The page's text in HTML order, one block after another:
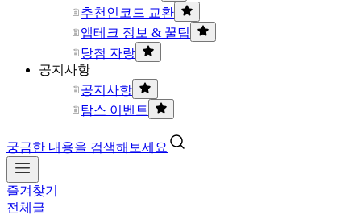
추천인코드 교환
앱테크 정보 & 꿀팁
당첨 자랑
공지사항
공지사항
탐스 이벤트
궁금한 내용을 검색해보세요
즐겨찾기
전체글